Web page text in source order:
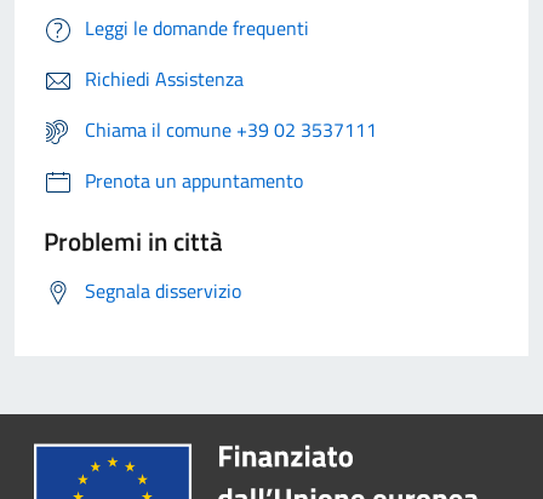
Leggi le domande frequenti
Richiedi Assistenza
Chiama il comune +39 02 3537111
Prenota un appuntamento
Problemi in città
Segnala disservizio